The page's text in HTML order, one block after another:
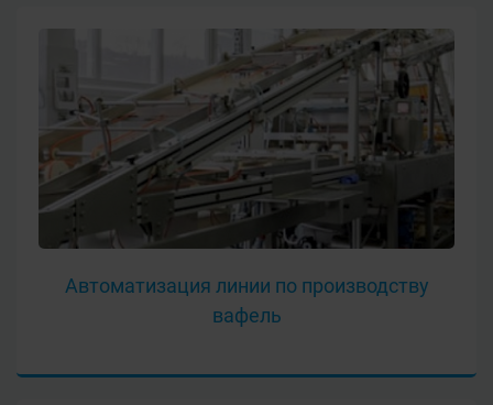
Автоматизация линии по производству
вафель